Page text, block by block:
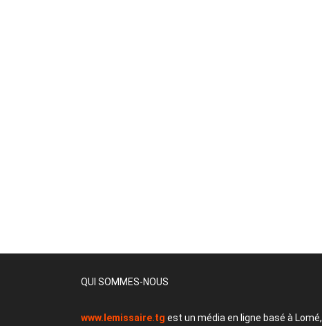
QUI SOMMES-NOUS
www.lemissaire.tg est un média en ligne basé à Lomé,